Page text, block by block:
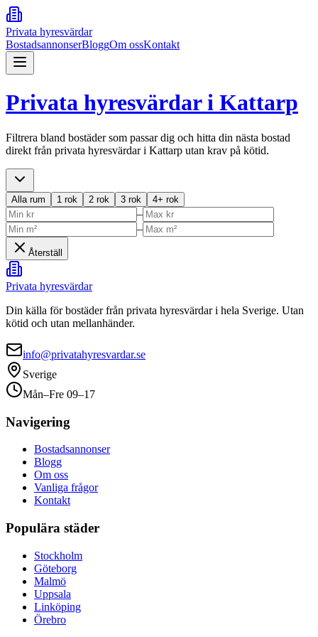
Privata hyresvärdar
BostadsannonserBloggOm ossKontakt
Privata hyresvärdar i Kattarp
Filtrera bland bostäder som passar dig och hitta din nästa bostad
direkt från privata hyresvärdar i Kattarp utan krav på kötid.
Alla rum 1 rok 2 rok 3 rok 4+ rok
–
–
Återställ
Privata hyresvärdar
Din källa för bostäder från privata hyresvärdar i hela Sverige. Utan
kötid och utan mellanhänder.
info@privatahyresvardar.se
Sverige
Mån–Fre 09–17
Navigering
Bostadsannonser
Blogg
Om oss
Vanliga frågor
Kontakt
Populära städer
Stockholm
Göteborg
Malmö
Uppsala
Linköping
Örebro